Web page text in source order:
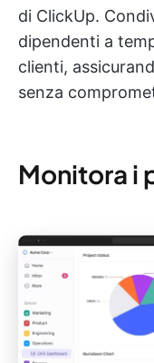
di ClickUp.
dipendenti a
clienti,
senza
Monitora i